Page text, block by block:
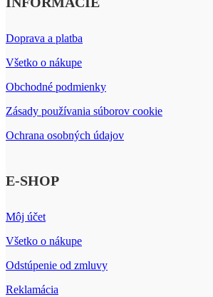
Doprava a platba
Všetko o nákupe
Obchodné podmienky
Zásady používania súborov cookie
Ochrana osobných údajov
E-SHOP
Môj účet
Všetko o nákupe
Odstúpenie od zmluvy
Reklamácia